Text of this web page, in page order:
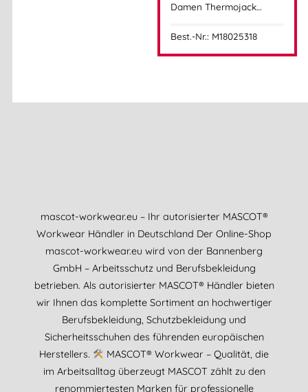
Damen Thermojack…
Best.-Nr.: M18025318
mascot-workwear.eu – Ihr autorisierter MASCOT®
Workwear Händler in Deutschland Der Online-Shop
mascot-workwear.eu wird von der Bannenberg
GmbH – Arbeitsschutz und Berufsbekleidung
betrieben. Als autorisierter MASCOT® Händler bieten
wir Ihnen das komplette Sortiment an hochwertiger
Berufsbekleidung, Schutzbekleidung und
Sicherheitsschuhen des führenden europäischen
Herstellers.
MASCOT® Workwear – Qualität, die
im Arbeitsalltag überzeugt MASCOT zählt zu den
renommiertesten Marken für professionelle